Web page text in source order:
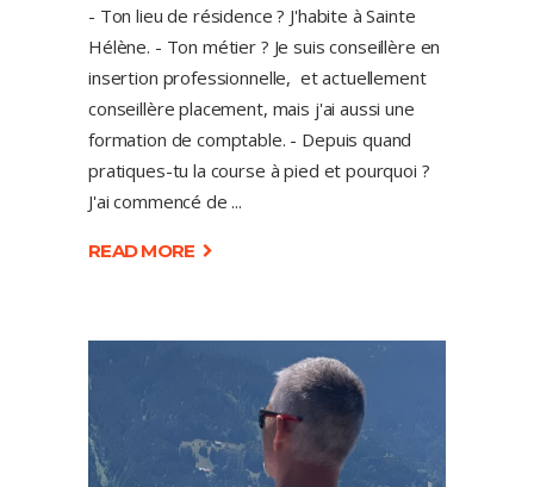
- Ton lieu de résidence ? J'habite à Sainte
Hélène. - Ton métier ? Je suis conseillère en
insertion professionnelle, et actuellement
conseillère placement, mais j'ai aussi une
formation de comptable. - Depuis quand
pratiques-tu la course à pied et pourquoi ?
J'ai commencé de
READ MORE